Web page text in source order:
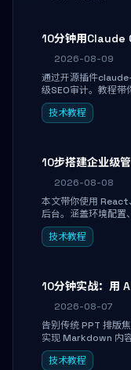
10分钟用Claude
2026-08-09
通过开源插件
级SEO审计。教程带
和验证方法的可执行
站长快速上手。
技术教程
10步搭建企业级
2026-08-08
本文带你使用
后台。涵盖环境配置
踩坑指南。学完即可
制，满足企业级开发
技术教程
10分钟实战：用
2026-08-07
告别传统 PPT 排版
实现 Markdown 内
运行时的 HTML 幻
屏的专业级演示文稿。
技术教程